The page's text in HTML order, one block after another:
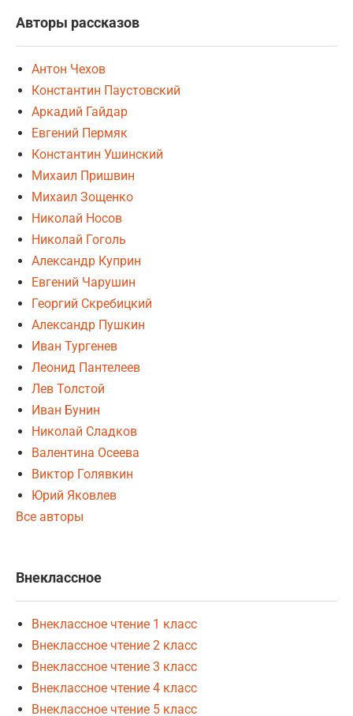
Авторы рассказов
Антон Чехов
Константин Паустовский
Аркадий Гайдар
Евгений Пермяк
Константин Ушинский
Михаил Пришвин
Михаил Зощенко
Николай Носов
Николай Гоголь
Александр Куприн
Евгений Чарушин
Георгий Скребицкий
Александр Пушкин
Иван Тургенев
Леонид Пантелеев
Лев Толстой
Иван Бунин
Николай Сладков
Валентина Осеева
Виктор Голявкин
Юрий Яковлев
Все авторы
Внеклассное
Внеклассное чтение 1 класс
Внеклассное чтение 2 класс
Внеклассное чтение 3 класс
Внеклассное чтение 4 класс
Внеклассное чтение 5 класс